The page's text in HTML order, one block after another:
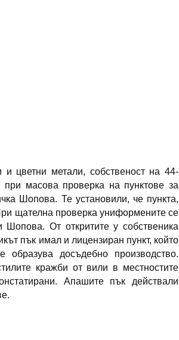
и цветни метали, собственост на 44-
масова проверка на пунктове за
Шопова. Те установили, че пункта,
щателна проверка униформените се
От откритите у собственика
пък имал и лицензиран пункт, който
досъдебно производство.
кражби от вили в местностите
Апашите пък действали